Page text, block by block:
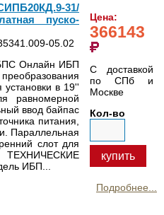
Цена:
366143
С доставкой
по СПб и
Москве
Кол-во
купить
31/
пуско-
05.02
Онлайн ИБП
в 19''
равномерной
ввод байпас
питания,
Параллельная
слот для
ИБП...
Подробнее...